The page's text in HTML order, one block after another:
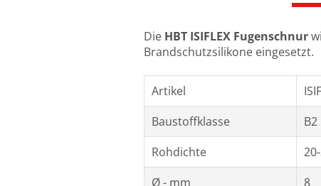
Die HBT ISIFLEX Fugenschnur
Brandschutzsilikone eingesetzt.
Artikel
Baustoffklasse
Rohdichte
Ø - mm
8